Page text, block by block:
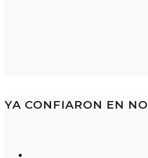
YA CONFIARON EN